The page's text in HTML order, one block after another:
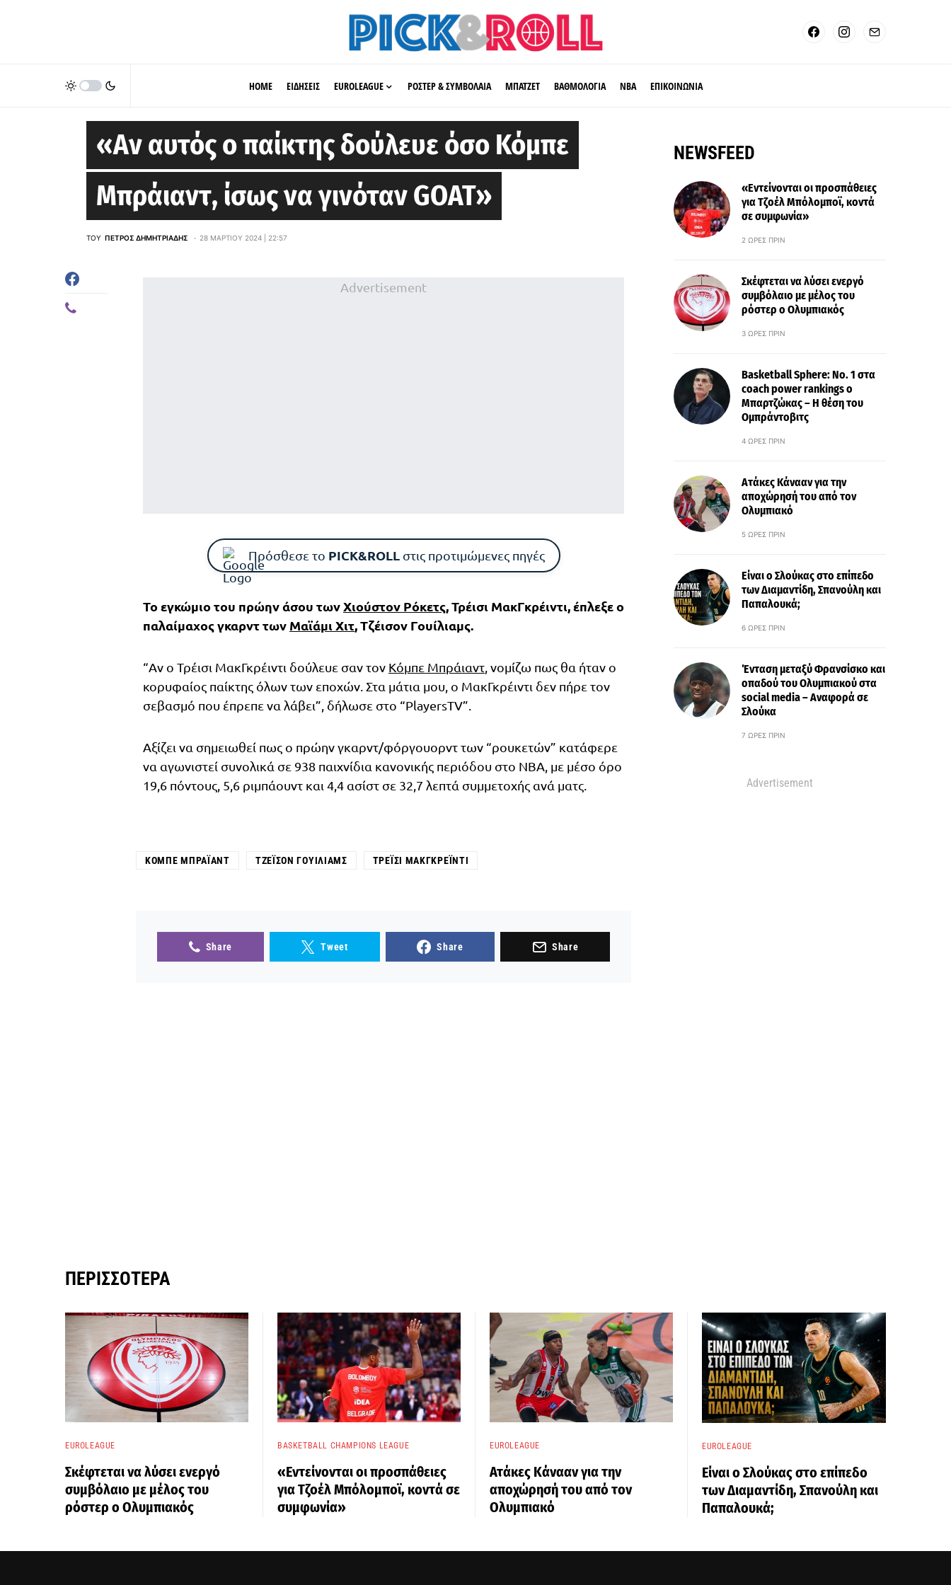
HOME ΕΙΔΗΣΕΙΣ EUROLEAGUE ΡΟΣΤΕΡ & ΣΥΜΒΟΛΑΙΑ ΜΠΑΤΖΕΤ ΒΑΘΜΟΛΟΓΙΑ ΝΒΑ ΕΠΙΚΟΙΝΩΝΙΑ
«Αν αυτός ο παίκτης δούλευε όσο Κόμπε
Μπράιαντ, ίσως να γινόταν GOAT»
ΤΟΥ ΠΈΤΡΟΣ ΔΗΜΗΤΡΙΆΔΗΣ 28 ΜΑΡΤΊΟΥ 2024 | 22:57
Advertisement
Πρόσθεσε το PICK&ROLLστις προτιμώμενες πηγές
Το εγκώμιο του πρώην άσου τωνΧιούστον Ρόκετς, Τρέισι ΜακΓκρέιντι, έπλεξε ο
παλαίμαχος γκαρντ των Μαϊάμι Χιτ, Τζέισον Γουίλιαμς.
“Αν ο Τρέισι ΜακΓκρέιντι δούλευε σαν τον Κόμπε Μπράιαντ, νομίζω πως θα ήταν ο
κορυφαίος παίκτης όλων των εποχών. Στα μάτια μου, ο ΜακΓκρέιντι δεν πήρε τον
σεβασμό που έπρεπε να λάβει”, δήλωσε στο “PlayersTV”.
Αξίζει να σημειωθεί πως ο πρώην γκαρντ/φόργουορντ των “ρουκετών” κατάφερε
να αγωνιστεί συνολικά σε 938 παιχνίδια κανονικής περιόδου στο ΝΒΑ, με μέσο όρο
19,6 πόντους, 5,6 ριμπάουντ και 4,4 ασίστ σε 32,7 λεπτά συμμετοχής ανά ματς.
ΚΌΜΠΕ ΜΠΡΆΙΑΝΤ ΤΖΈΙΣΟΝ ΓΟΥΊΛΙΑΜΣ ΤΡΈΙΣΙ ΜΑΚΓΚΡΈΙΝΤΙ
Share Tweet Share Share
NEWSFEED
«Εντείνονται οι προσπάθειες
για Τζοέλ Μπόλομποϊ, κοντά
σε συμφωνία»
2 ΏΡΕΣ ΠΡΙΝ
Σκέφτεται να λύσει ενεργό
συμβόλαιο με μέλος του
ρόστερ ο Ολυμπιακός
3 ΏΡΕΣ ΠΡΙΝ
Basketball Sphere: No. 1 στα
coach power rankings ο
Μπαρτζώκας – Η θέση του
Ομπράντοβιτς
4 ΏΡΕΣ ΠΡΙΝ
Ατάκες Κάνααν για την
αποχώρησή του από τον
Ολυμπιακό
5 ΏΡΕΣ ΠΡΙΝ
Είναι ο Σλούκας στο επίπεδο
των Διαμαντίδη, Σπανούλη και
Παπαλουκά;
6 ΏΡΕΣ ΠΡΙΝ
Ένταση μεταξύ Φρανσίσκο και
οπαδού του Ολυμπιακού στα
social media – Αναφορά σε
Σλούκα
7 ΏΡΕΣ ΠΡΙΝ
Advertisement
ΠΕΡΙΣΣΌΤΕΡΑ
EUROLEAGUE
Σκέφτεται να λύσει ενεργό
συμβόλαιο με μέλος του
ρόστερ ο Ολυμπιακός
BASKETBALL CHAMPIONS LEAGUE
«Εντείνονται οι προσπάθειες
για Τζοέλ Μπόλομποϊ, κοντά σε
συμφωνία»
EUROLEAGUE
Ατάκες Κάνααν για την
αποχώρησή του από τον
Ολυμπιακό
EUROLEAGUE
Είναι ο Σλούκας στο επίπεδο
των Διαμαντίδη, Σπανούλη και
Παπαλουκά;